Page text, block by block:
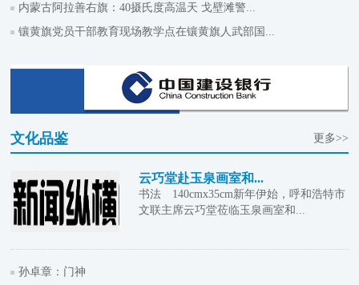
内蒙古阿拉善右旗：40摄氏度高温天 戈壁滩警...
镶黄旗党员干部教育现场教学点在镶黄旗人武部国...
文化品鉴 更多>>
云巧堂赴玉泉画室和...
书法 140cmx35cm新年伊始，呼和浩特市
文联主席云巧堂莅临玉泉画室和...
孙卓章：门神